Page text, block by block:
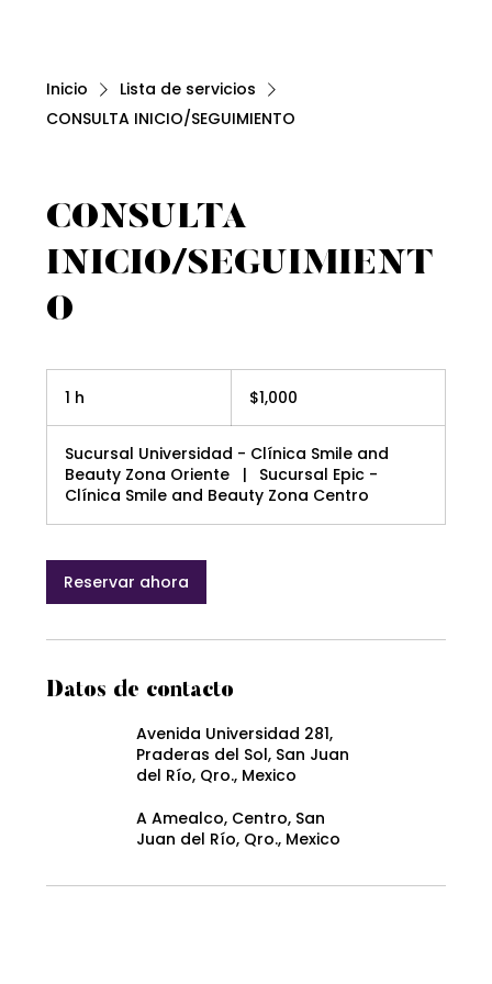
Inicio
Lista de servicios
CONSULTA INICIO/SEGUIMIENTO
CONSULTA
INICIO/SEGUIMIENT
O
1 h
mexicanos
$1,000
Sucursal Universidad - Clínica Smile and
Beauty Zona Oriente
|
Sucursal Epic -
Clínica Smile and Beauty Zona Centro
Reservar ahora
Datos de contacto
Avenida Universidad 281,
Praderas del Sol, San Juan
del Río, Qro., Mexico
A Amealco, Centro, San
Juan del Río, Qro., Mexico